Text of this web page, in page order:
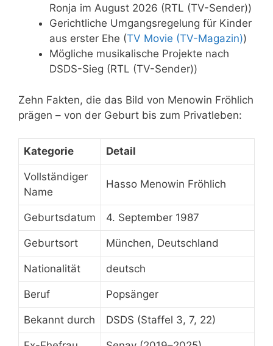
Ronja im August 2026 (RTL (TV-Sender))
Gerichtliche Umgangsregelung für Kinder
aus erster Ehe (TV Movie (TV-Magazin))
Mögliche musikalische Projekte nach
DSDS-Sieg (RTL (TV-Sender))
Zehn Fakten, die das Bild von Menowin Fröhlich
prägen – von der Geburt bis zum Privatleben:
Kategorie Detail
Vollständiger
Name
Hasso Menowin Fröhlich
Geburtsdatum 4. September 1987
Geburtsort München, Deutschland
Nationalität deutsch
Beruf Popsänger
Bekannt durch DSDS (Staffel 3, 7, 22)